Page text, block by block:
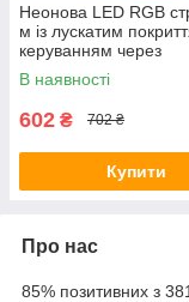
Неонова LED RGB
м із лускатим
керуванням через
застосунок, пульт
В наявності
602 ₴ 702 ₴
Купити
Про нас
85% позитивних з